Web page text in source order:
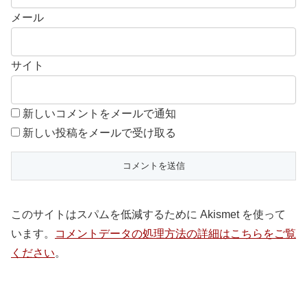
メール
サイト
新しいコメントをメールで通知
新しい投稿をメールで受け取る
このサイトはスパムを低減するために Akismet を使って
います。
コメントデータの処理方法の詳細はこちらをご覧
ください。